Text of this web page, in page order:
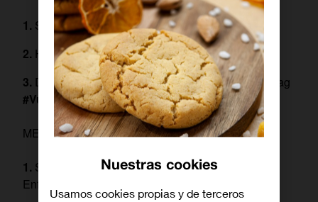
Sigue en X a Orange TV (@orangeTV_es)
Haz RT
Dinos tu momento preferido de ALF con el hashtag
#VuelveALFenOrangeTV
MECÁNICA DE PARTICIPACIÓN EN FACEBOOK
Sigue en Facebook a Orange TV) y a Canal
Enfamilia (
Nuestras cookies
Usamos cookies propias y de terceros